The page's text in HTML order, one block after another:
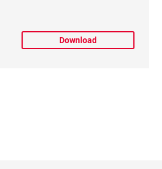
Download